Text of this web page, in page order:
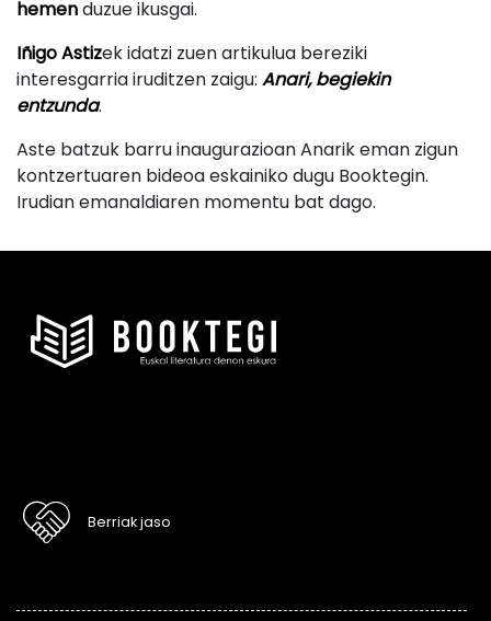
hemenduzue ikusgai.
Iñigo Astizek idatzi zuen artikulua bereziki
interesgarria iruditzen zaigu: Anari, begiekin
entzunda.
Aste batzuk barru inaugurazioan Anarik eman zigun
kontzertuaren bideoa eskainiko dugu Booktegin.
Irudian emanaldiaren momentu bat dago.
Berriak jaso